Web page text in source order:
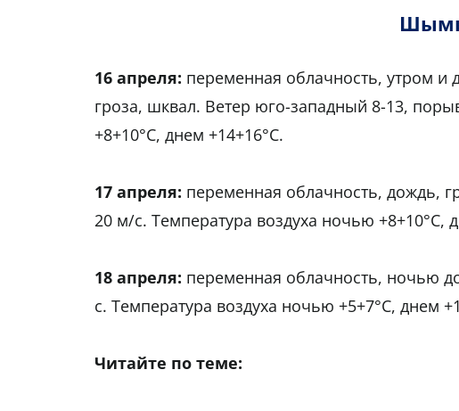
16 апреля: переменная облачность, утром
гроза, шквал. Ветер юго-западный 8-13,
+8+10°С, днем +14+16°С.
17 апреля: переменная облачность, дождь,
20 м/с. Температура воздуха ночью +8+10°С,
18 апреля: переменная облачность, ночью
с. Температура воздуха ночью +5+7°С, днем
Читайте по теме: